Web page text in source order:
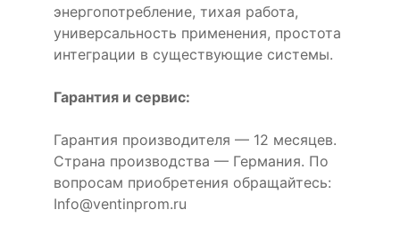
энергопотребление, тихая работа,
универсальность применения, простота
интеграции в существующие системы.
Гарантия и сервис:
Гарантия производителя — 12 месяцев.
Страна производства — Германия. По
вопросам приобретения обращайтесь:
Info@ventinprom.ru